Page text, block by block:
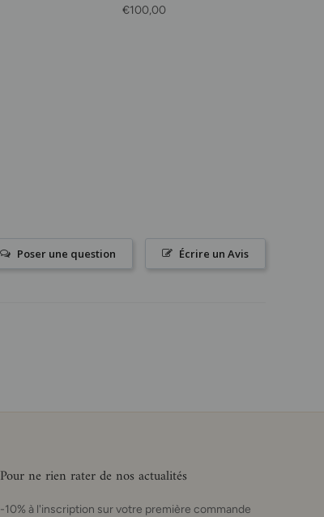
Prix habituel
€100,00
Écrire un Avis
Poser une question
Pour ne rien rater de nos actualités
-10% à l'inscription sur votre première commande